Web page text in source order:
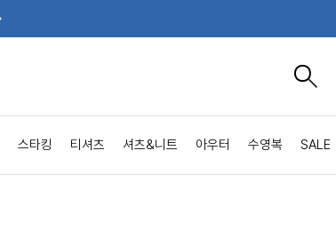
스타킹 티셔츠 셔츠&니트 아우터 수영복 SALE